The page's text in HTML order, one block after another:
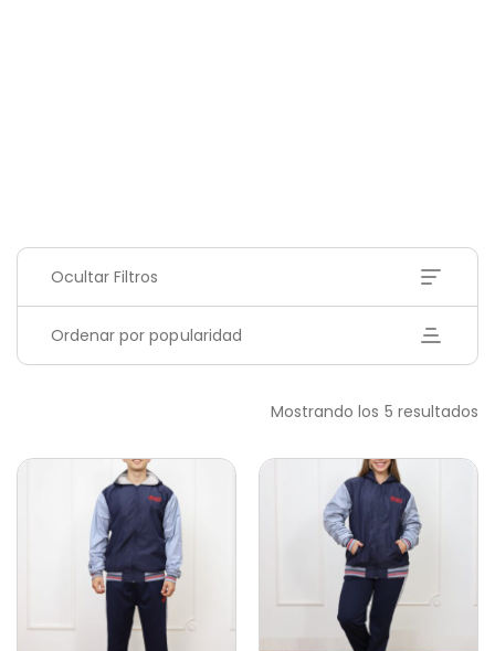
Ocultar Filtros
Ordenar por popularidad
Mostrando los 5 resultados